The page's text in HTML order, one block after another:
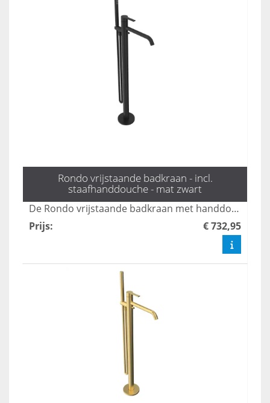
Rondo vrijstaande badkraan - incl.
staafhanddouche - mat zwart
De Rondo vrijstaande badkraan met handdouche in mat zwart combineert stijl en functionaliteit, perfect voor moderne badkamers. Met een elegante uitstraling en gebruiksvriendelijke bediening biedt deze kraan een luxe ervaring tijdens uw badmomenten. Dankzij het duurzame ontwerp en de hoogwaardige afwerking is dit product een ideale keuze voor elk interieur.
Prijs: € 732,95